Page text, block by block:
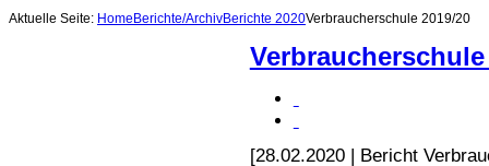
Aktuelle Seite: Home Berichte/ArchivBerichte 2020Verbraucherschule 2019/20
Verbraucherschule
[28.02.2020 | Bericht